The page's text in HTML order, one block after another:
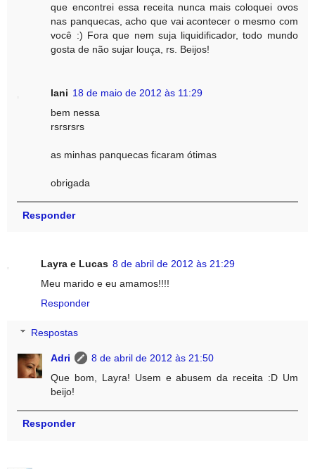
que encontrei essa receita nunca mais coloquei ovos
nas panquecas, acho que vai acontecer o mesmo com
você :) Fora que nem suja liquidificador, todo mundo
gosta de não sujar louça, rs. Beijos!
lani 18 de maio de 2012 às 11:29
bem nessa
rsrsrsrs
as minhas panquecas ficaram ótimas
obrigada
Responder
Layra e Lucas 8 de abril de 2012 às 21:29
Meu marido e eu amamos!!!!
Responder
Respostas
Adri
8 de abril de 2012 às 21:50
Que bom, Layra! Usem e abusem da receita :D Um
beijo!
Responder